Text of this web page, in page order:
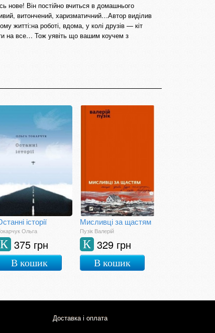
нове! Він постійно вчиться в домашнього
витончений, харизматичний…Автор виділив
житті:на роботі, вдома, у колі друзів — кіт
на все… Тож уявіть що вашим коучем з
історії
Ольга
375 грн
К
В кошик
Мисливці за щастям
Пузік Валерій
329 грн
К
В кошик
Доставка і оплата